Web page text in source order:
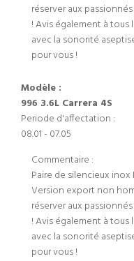
réserver aux
! Avis également à tous
avec la sonorité
pour vous !
Modèle :
996 3.6L Carrera 4S
Periode d'affectation :
08.01 - 07.05
Commentaire :
Paire de silencieux
Version export non
réserver aux
! Avis également à tous
avec la sonorité
pour vous !